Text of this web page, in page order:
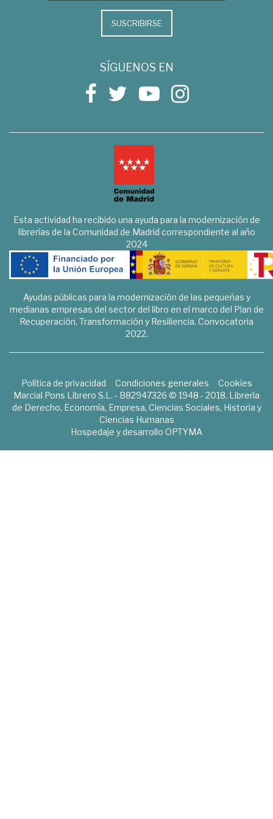
SUSCRIBIRSE
SÍGUENOS EN
Esta actividad ha recibido una ayuda para la modernización de
librerías de la Comunidad de Madrid correspondiente al año
2024
Ayudas públicas para la modernización de las pequeñas y
medianas empresas del sector del libro en el marco del Plan de
Recuperación, Transformación y Resiliencia. Convocatoria
2022.
Política de privacidad Condiciones generales
Cookies
Marcial Pons Librero S.L. - B82947326 © 1948 - 2018. Librería
de Derecho, Economía, Empresa, Ciencias Sociales, Historia y
Ciencias Humanas
Hospedaje y desarrollo OPTYMA